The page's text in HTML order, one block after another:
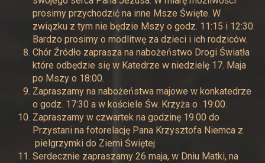
prosimy przychodzić na inne Msze Święte. W
związku z tym nie będzie Mszy o godz. 11:15 i 12:30.
Bardzo prosimy o modlitwę za dzieci i ich rodziców.
Chór Źródło zaprasza na nabożeństwo Drogi Światła
które odbędzie się w Katedrze w niedzielę 17. Maja
po Mszy o 18:00.
Zapraszamy na nabożeństwa majowe w konkatedrze
o godz. 17:30 a w kościele Św. Krzyża o 19:00.
Zapraszamy w czwartek na godzinę 19.00 do
Przystani na fotorelację Pana Krzysztofa Niemca z
pielgrzymki do Ziemi Świętej
Serdecznie zapraszamy 26 maja, w Dniu Matki, na